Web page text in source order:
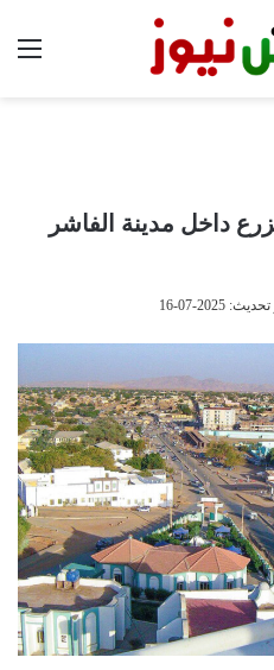
داخل مدينة الفاشر
2025-07-16